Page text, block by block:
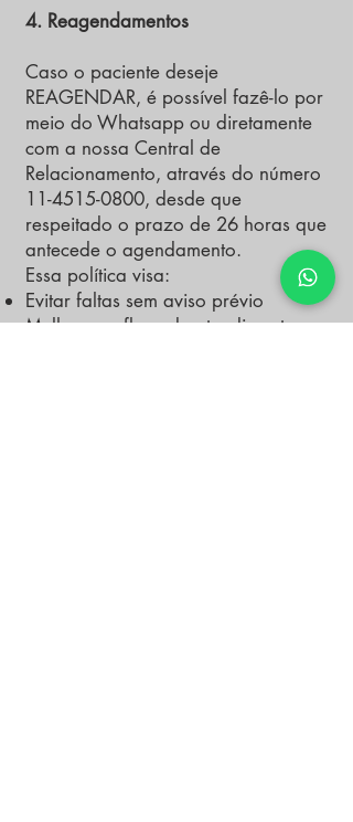
4. Reagendamentos
Caso o paciente deseje
REAGENDAR, é possível fazê-lo por
meio do Whatsapp ou diretamente
com a nossa Central de
Relacionamento, através do número
11-4515-0800, desde que
respeitado o prazo de 26 horas que
antecede o agendamento.
Essa política visa:
Evitar faltas sem aviso prévio
Melhorar o fluxo de atendimento